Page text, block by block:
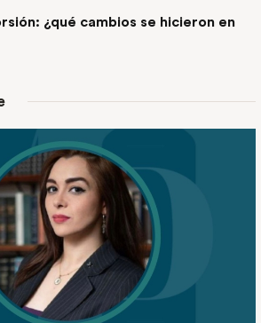
¿qué cambios se hicieron en